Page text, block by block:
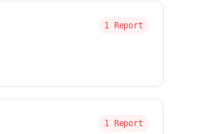
1 Report
1 Report